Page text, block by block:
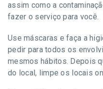
assim como a
fazer o serviço para você.
Use máscaras e faça a
pedir para todos os
mesmos hábitos. Depois
do local, limpe os locais